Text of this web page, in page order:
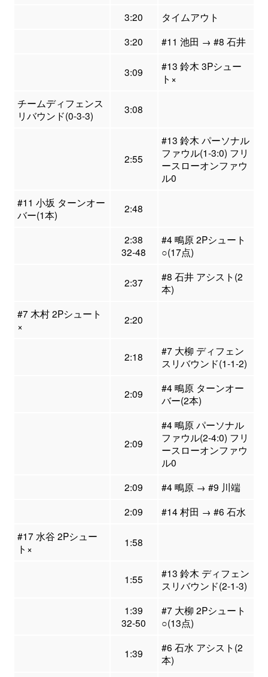
3:20
タイムアウト
3:20
#11 池田 → #8 石井
3:09
#13 鈴木 3Pシュー
ト×
チームディフェンス
リバウンド(0-3-3)
3:08
2:55
#13 鈴木 パーソナル
ファウル(1-3:0) フリ
ースローオンファウ
ル0
#11 小坂 ターンオー
バー(1本)
2:48
2:38
32-48
#4 鴫原 2Pシュート
○(17点)
2:37
#8 石井 アシスト(2
本)
#7 木村 2Pシュート
×
2:20
2:18
#7 大柳 ディフェン
スリバウンド(1-1-2)
2:09
#4 鴫原 ターンオー
バー(2本)
2:09
#4 鴫原 パーソナル
ファウル(2-4:0) フリ
ースローオンファウ
ル0
2:09
#4 鴫原 → #9 川端
2:09
#14 村田 → #6 石水
#17 水谷 2Pシュー
ト×
1:58
1:55
#13 鈴木 ディフェン
スリバウンド(2-1-3)
1:39
32-50
#7 大柳 2Pシュート
○(13点)
1:39
#6 石水 アシスト(2
本)